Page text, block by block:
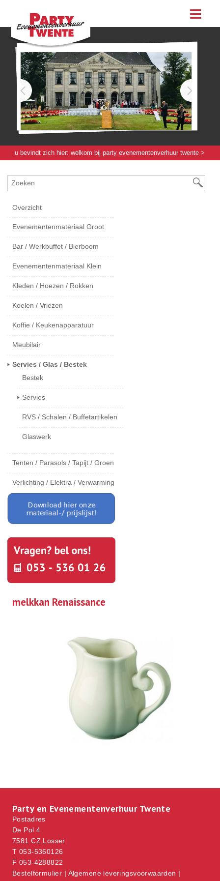
assortiment
evenementen
feesten
bestellen
contact
u bevindt zich hier: welkom bij party evenementenverhuur twente >
Overzicht
Evenementenmateriaal Groot
Bar / Werkbuffet / Bierboom
Evenementenmateriaal Klein
Kleden / Hoezen / Rokken
Koelen / Vriezen
Koffie / Keukenapparatuur
Meubilair
Servies / Glas / Bestek
Bestek
Servies
RVS / Schalen / Buffetartikelen
Glaswerk
Tenten / Parasols / Tapijt / Groen
Verlichting / Elektra / Verwarming
melkkan Renaissance
Party en Evenementenverhuur Twente
Postadres
De Pol 4
7581 CZ Losser
T 053-5360126
F 053-4288822
Bestelformulier | Algemene leveringsvoorwaarden |